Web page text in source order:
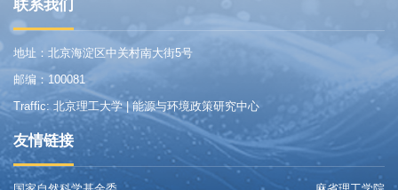
联系我们
地址：北京海淀区中关村南大街5号
邮编：100081
Traffic: 北京理工大学 | 能源与环境政策研究中心
友情链接